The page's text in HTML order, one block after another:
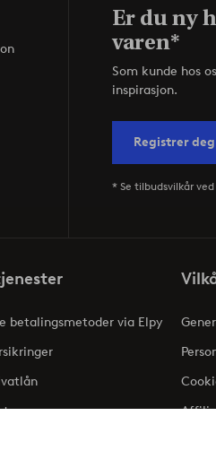
Er du ny
varen*
Som kunde hos
inspirasjon.
Registrer deg
* Se tilbudsvilkår
betalingsmetoder via Elpy